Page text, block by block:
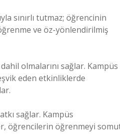
sınırlı tutmaz; öğrencinin
ve öz-yönlendirilmiş
olmalarını sağlar. Kampüs
eden etkinliklerde
sağlar. Kampüs
öğrencilerin öğrenmeyi